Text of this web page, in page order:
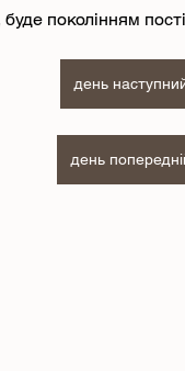
день
день